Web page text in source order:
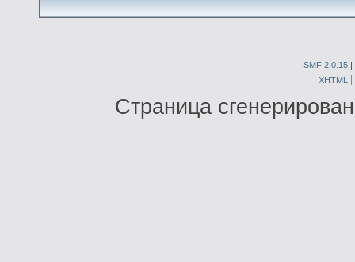
SMF 2.0.15 |
XHTML
Страница